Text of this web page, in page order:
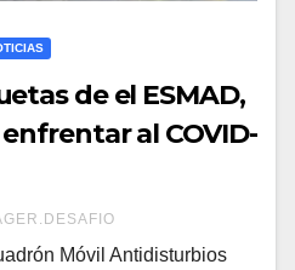
de el ESMAD,
al COVID-
Móvil Antidisturbios